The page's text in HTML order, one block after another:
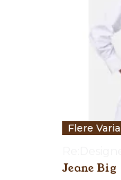
Flere
Jeane Big